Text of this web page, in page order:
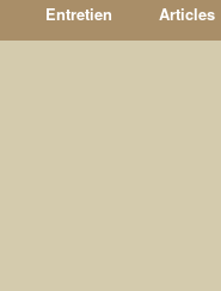
Entretien Articles